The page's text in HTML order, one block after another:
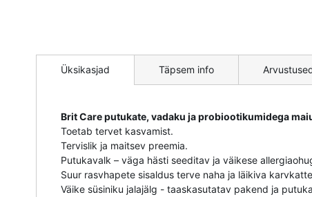
pildigalerii
algusesseÜksikasjad
Brit Care putukate, vadaku ja probiootikumidega
Toetab tervet kasvamist.
Tervislik ja maitsev preemia.
Putukavalk – väga hästi seeditav ja väikese
Suur rasvhapete sisaldus terve naha ja läikiva
Väike süsiniku jalajälg - taaskasutatav pakend ja
Täpsem info